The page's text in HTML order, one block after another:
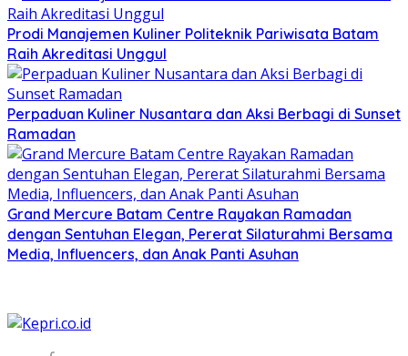
Prodi Manajemen Kuliner Politeknik Pariwisata Batam
Raih Akreditasi Unggul
Perpaduan Kuliner Nusantara dan Aksi Berbagi di Sunset
Ramadan
Grand Mercure Batam Centre Rayakan Ramadan
dengan Sentuhan Elegan, Pererat Silaturahmi Bersama
Media, Influencers, dan Anak Panti Asuhan